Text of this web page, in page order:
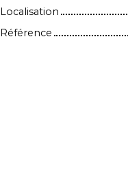
Localisation
Référence